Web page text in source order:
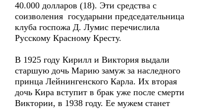
40.000 долларов (18). Эти средства с
соизволения государыни председательница
клуба госпожа Д. Лумис перечислила
Русскому Красному Кресту.
В 1925 году Кирилл и Виктория выдали
старшую дочь Марию замуж за наследного
принца Лейнингенского Карла. Их вторая
дочь Кира вступит в брак уже после смерти
Виктории, в 1938 году. Ее мужем станет